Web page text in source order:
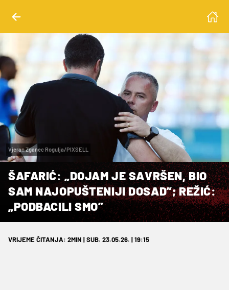
Vjeran Zganec Rogulja/PIXSELL
ŠAFARIĆ: „DOJAM JE SAVRŠEN, BIO
SAM NAJOPUŠTENIJI DOSAD”; REŽIĆ:
„PODBACILI SMO”
VRIJEME ČITANJA: 2MIN | SUB. 23.05.26. | 19:15